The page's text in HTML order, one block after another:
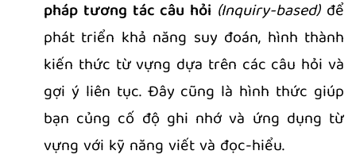
pháp tương tác câu hỏi (Inquiry-based) để
phát triển khả năng suy đoán, hình thành
kiến thức từ vựng dựa trên các câu hỏi và
gợi ý liên tục. Đây cũng là hình thức giúp
bạn củng cố độ ghi nhớ và ứng dụng từ
vựng với kỹ năng viết và đọc-hiểu.